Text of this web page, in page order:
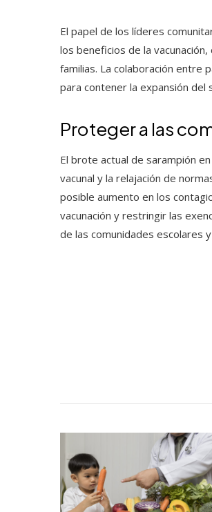
El papel de los líderes
los beneficios de la
familias. La colaboración entre
para contener la expansión
Proteger a las
El brote actual de sarampión
vacunal y la relajación de
posible aumento en los
vacunación y restringir las
de las comunidades escolares